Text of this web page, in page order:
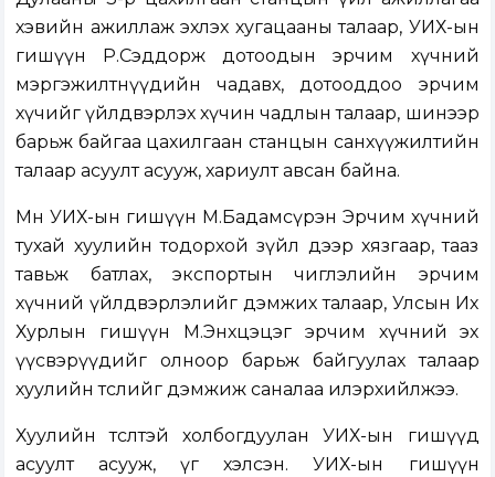
хэвийн ажиллаж эхлэх хугацааны талаар, УИХ-ын
гишүүн Р.Сэддорж дотоодын эрчим хүчний
мэргэжилтнүүдийн чадавх, дотооддоо эрчим
хүчийг үйлдвэрлэх хүчин чадлын талаар, шинээр
барьж байгаа цахилгаан станцын санхүүжилтийн
талаар асуулт асууж, хариулт авсан байна.
Мөн УИХ-ын гишүүн М.Бадамсүрэн Эрчим хүчний
тухай хуулийн тодорхой зүйл дээр хязгаар, тааз
тавьж батлах, экспортын чиглэлийн эрчим
хүчний үйлдвэрлэлийг дэмжих талаар, Улсын Их
Хурлын гишүүн М.Энхцэцэг эрчим хүчний эх
үүсвэрүүдийг олноор барьж байгуулах талаар
хуулийн төслийг дэмжиж саналаа илэрхийлжээ.
Хуулийн төсөлтэй холбогдуулан УИХ-ын гишүүд
асуулт асууж, үг хэлсэн. УИХ-ын гишүүн